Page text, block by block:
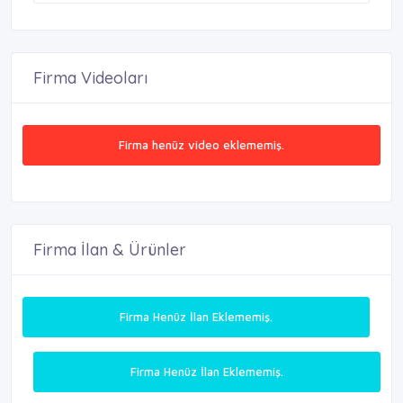
Firma Videoları
Firma henüz video eklememiş.
Firma İlan & Ürünler
Firma Henüz İlan Eklememiş.
Firma Henüz İlan Eklememiş.